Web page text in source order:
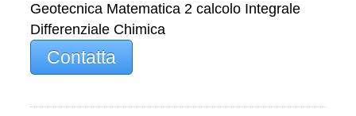
Geotecnica Matematica 2 calcolo Integrale
Differenziale Chimica
Contatta